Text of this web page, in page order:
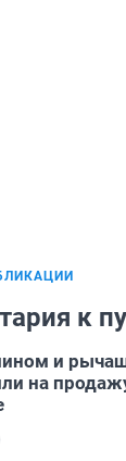
к
и
на